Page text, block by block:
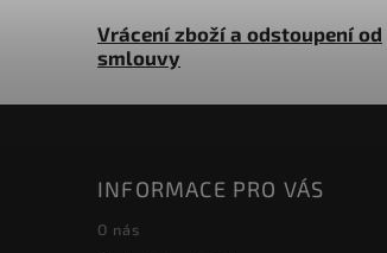
Vrácení zboží a odstoupení od
smlouvy
INFORMACE PRO VÁS
O nás